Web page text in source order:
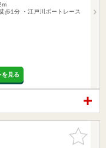
歩1分 ・江戸川ボートレース
を見る
お気に入
りに追加